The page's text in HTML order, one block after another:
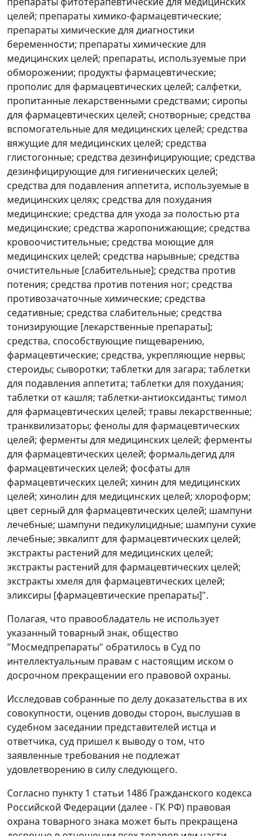
целей; препараты химико-фармацевтические;
препараты химические для диагностики
беременности; препараты химические для
медицинских целей; препараты, используемые при
обморожении; продукты фармацевтические;
прополис для фармацевтических целей; салфетки,
пропитанные лекарственными средствами; сиропы
для фармацевтических целей; снотворные; средства
вспомогательные для медицинских целей; средства
вяжущие для медицинских целей; средства
глистогонные; средства дезинфицирующие; средства
дезинфицирующие для гигиенических целей;
средства для подавления аппетита, используемые в
медицинских целях; средства для похудания
медицинские; средства для ухода за полостью рта
медицинские; средства жаропонижающие; средства
кровоочистительные; средства моющие для
медицинских целей; средства нарывные; средства
очистительные [слабительные]; средства против
потения; средства против потения ног; средства
противозачаточные химические; средства
седативные; средства слабительные; средства
тонизирующие [лекарственные препараты];
средства, способствующие пищеварению,
фармацевтические; средства, укрепляющие нервы;
стероиды; сыворотки; таблетки для загара; таблетки
для подавления аппетита; таблетки для похудания;
таблетки от кашля; таблетки-антиоксиданты; тимол
для фармацевтических целей; травы лекарственные;
транквилизаторы; фенолы для фармацевтических
целей; ферменты для медицинских целей; ферменты
для фармацевтических целей; формальдегид для
фармацевтических целей; фосфаты для
фармацевтических целей; хинин для медицинских
целей; хинолин для медицинских целей; хлороформ;
цвет серный для фармацевтических целей; шампуни
лечебные; шампуни педикулицидные; шампуни сухие
лечебные; эвкалипт для фармацевтических целей;
экстракты растений для медицинских целей;
экстракты растений для фармацевтических целей;
экстракты хмеля для фармацевтических целей;
эликсиры [фармацевтические препараты]".
Полагая, что правообладатель не использует
указанный товарный знак, общество
"Мосмедпрепараты" обратилось в Суд по
интеллектуальным правам с настоящим иском о
досрочном прекращении его правовой охраны.
Исследовав собранные по делу доказательства в их
совокупности, оценив доводы сторон, выслушав в
судебном заседании представителей истца и
ответчика, суд пришел к выводу о том, что
заявленные требования не подлежат
удовлетворению в силу следующего.
Согласно пункту 1 статьи 1486 Гражданского кодекса
Российской Федерации (далее - ГК РФ) правовая
охрана товарного знака может быть прекращена